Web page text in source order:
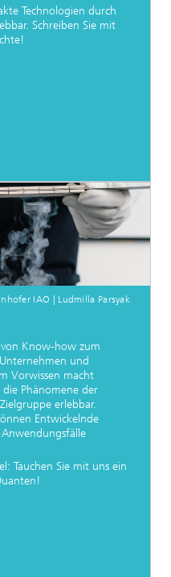
Technologien durch
Schreiben Sie mit
IAO | Ludmilla Parsyak
von Know-how zum
und
Vorwissen macht
die Phänomene der
erlebbar.
Entwickelnde
Tauchen Sie mit uns ein